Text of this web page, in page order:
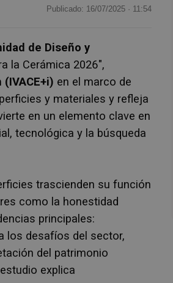
Publicado: 16/07/2025 · 11:54
de Diseño y
la Cerámica 2026",
en el marco de
y materiales y refleja
en un elemento clave en
tecnológica y la búsqueda
trascienden su función
como la honestidad
principales:
los desafíos del sector,
del patrimonio
explica